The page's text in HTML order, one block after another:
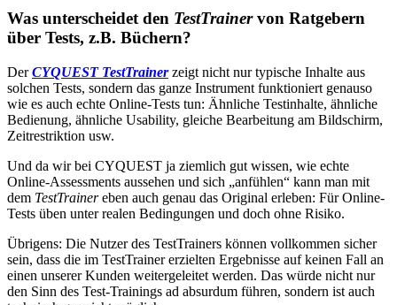
Was unterscheidet den TestTrainervon Ratgebern
über Tests, z.B. Büchern?
DerCYQUEST TestTrainerzeigt nicht nur typische Inhalte aus
solchen Tests, sondern das ganze Instrument funktioniert genauso
wie es auch echte Online-Tests tun: Ähnliche Testinhalte, ähnliche
Bedienung, ähnliche Usability, gleiche Bearbeitung am Bildschirm,
Zeitrestriktion usw.
Und da wir bei CYQUEST ja ziemlich gut wissen, wie echte
Online-Assessments aussehen und sich „anfühlen“ kann man mit
dem TestTrainereben auch genau das Original erleben: Für Online-
Tests üben unter realen Bedingungen und doch ohne Risiko.
Übrigens: Die Nutzer des TestTrainers können vollkommen sicher
sein, dass die im TestTrainer erzielten Ergebnisse auf keinen Fall an
einen unserer Kunden weitergeleitet werden. Das würde nicht nur
den Sinn des Test-Trainings ad absurdum führen, sondern ist auch